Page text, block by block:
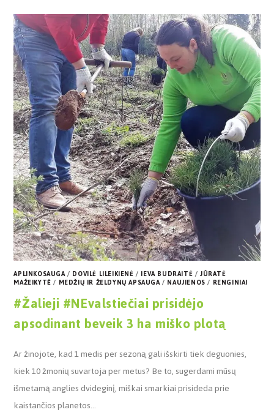
APLINKOSAUGA/ DOVILĖ LILEIKIENĖ/ IEVA BUDRAITĖ/JŪRATĖ
MAŽEIKYTĖ/ MEDŽIŲ IR ŽELDYNŲ APSAUGA/ NAUJIENOS/ RENGINIAI
#Žalieji #NEvalstiečiai prisidėjo
apsodinant beveik 3 ha miško plotą
Ar žinojote, kad 1 medis per sezoną gali išskirti tiek deguonies,
kiek 10 žmonių suvartoja per metus? Be to, sugerdami mūsų
išmetamą anglies dvideginį, miškai smarkiai prisideda prie
kaistančios planetos…